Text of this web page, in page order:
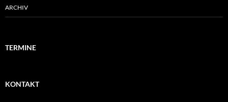
ARCHIV
TERMINE
KONTAKT